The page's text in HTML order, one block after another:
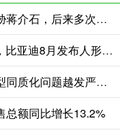
配配网官网 孙中山的女保镖曾用枪威胁蒋介石，后来多次拒绝蒋的拉拢
合法配资平台 车企掘金物理AI新赛道，比亚迪8月发布人形机器人，国证港股通科技指数强势涨超2%
股票配资亲身经历 中汽协付炳锋：车型同质化问题越发严重，车企应回归理性竞争
总额同比增长13.2%